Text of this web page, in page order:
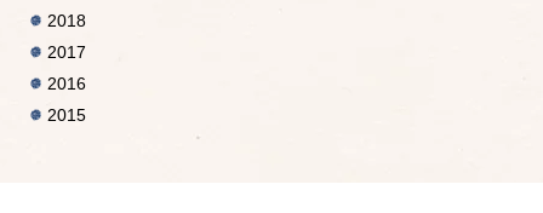
2018
2017
2016
2015